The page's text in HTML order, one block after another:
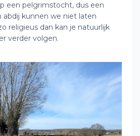
een pelgrimstocht, dus een
kunnen we niet laten
religieus dan kan je natuurlijk
verder volgen.